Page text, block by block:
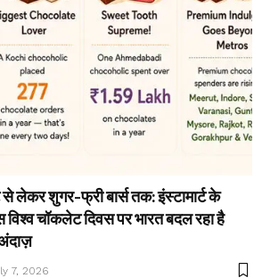
लेकर शुगर-फ्री बार्स तक: इंस्टामार्ट के
चॉकलेट दिवस पर भारत बदल रहा है
7, 2026